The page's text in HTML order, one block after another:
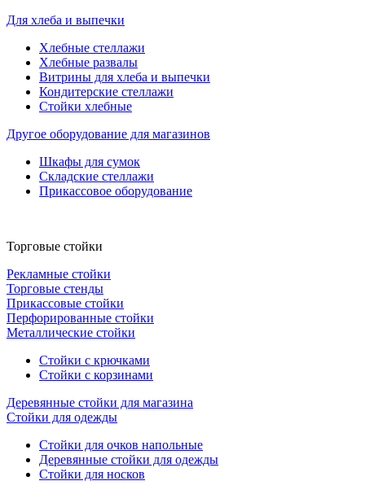
Для хлеба и выпечки
Хлебные стеллажи
Хлебные развалы
Витрины для хлеба и выпечки
Кондитерские стеллажи
Стойки хлебные
Другое оборудование для магазинов
Шкафы для сумок
Складские стеллажи
Прикассовое оборудование
Торговые стойки
Рекламные стойки
Торговые стенды
Прикассовые стойки
Перфорированные стойки
Металлические стойки
Стойки с крючками
Стойки с корзинами
Деревянные стойки для магазина
Стойки для одежды
Стойки для очков напольные
Деревянные стойки для одежды
Стойки для носков